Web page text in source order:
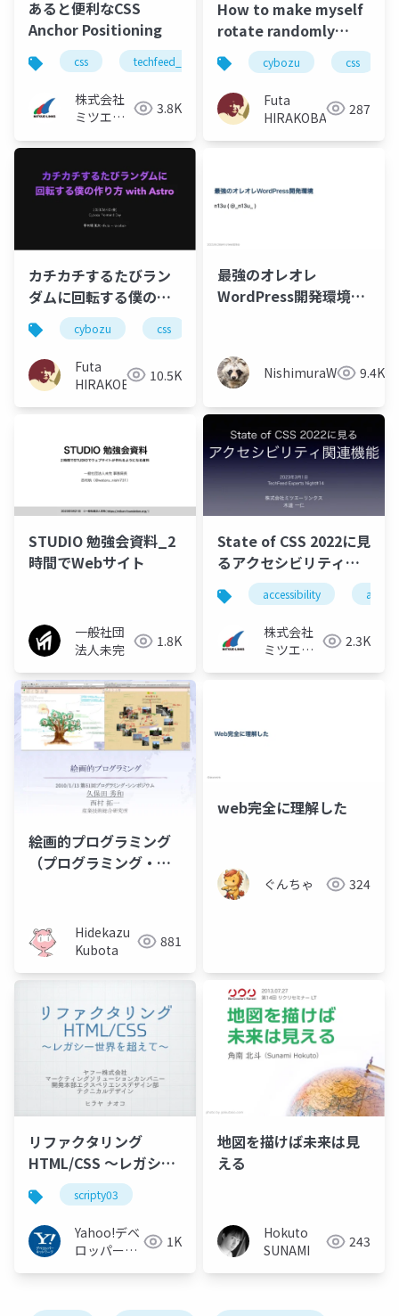
あると便利なCSS
Anchor Positioning
css techfeed_experts_night techfeed
株式会社
ミツエー
3.8K
How to make myself
rotate randomly
every time i click
with Astro
(Translated by
DeelL)
cybozu css
Futa
HIRAKOBA
287
カチカチするたびラン
ダムに回転する僕の作
り方 with Astro
cybozu css
Futa
HIRAKOBA
10.5K
最強のオレオレ
WordPress開発環境@
NishimuraWataru9.4K
STUDIO 勉強会資料_2
時間でWebサイト
一般社団
法人未完
1.8K
State of CSS 2022に見
るアクセシビリティ関
連機能 accessibility a11y
株式会社
ミツエー
2.3K
絵画的プログラミング
（プログラミング・シ
Hidekazu
Kubota
881
web完全に理解した
ぐんちゃ 324
リファクタリング
HTML/CSS ～レガシー
世界を超えて～
#scripty03
scripty03
Yahoo!デベ
ロッパーネ
1K
地図を描けば未来は見
える
Hokuto
SUNAMI
243